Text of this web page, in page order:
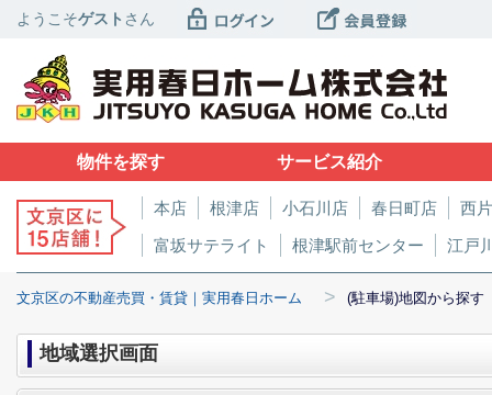
ようこそゲスト さん
物件を探す サービス紹介
本店 根津店 小石川店 春日町店
西
富坂サテライト
根津駅前センター 江戸
文京区の不動産売買・賃貸｜実用春日ホーム > (駐車場)地図から探す
地域選択画面